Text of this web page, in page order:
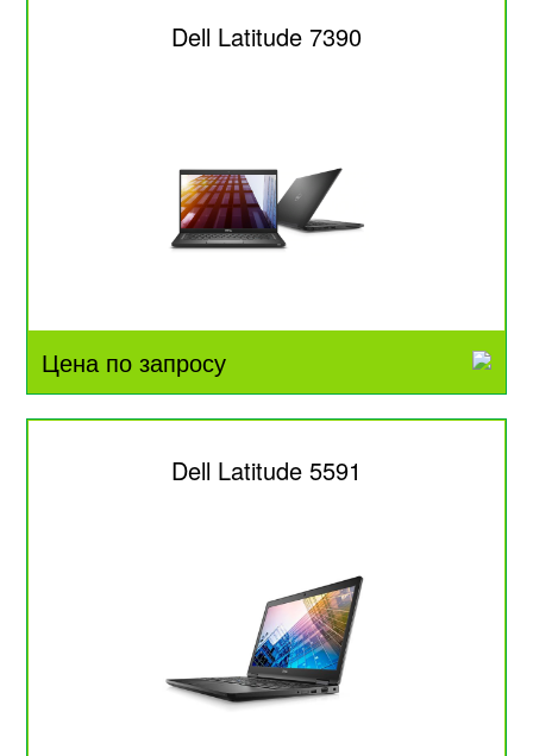
Dell Latitude 7390
Цена по запросу
Dell Latitude 5591